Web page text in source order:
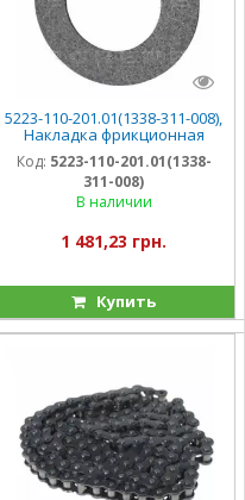
5223-110-201.01(1338-311-008),
Накладка фрикционная
муфты вала кард. Sipma Z-
224
Код: 5223-110-201.01(1338-
311-008)
В наличии
1 481,23 грн.
Купить